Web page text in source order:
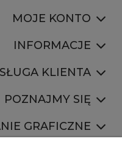
MOJE KONTO
INFORMACJE
KLIENTA
POZNAJMY SIĘ
GRAFICZNE